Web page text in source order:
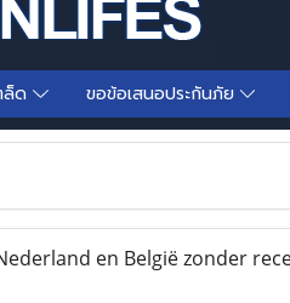
ล็ด ขอข้อเสนอประกันภัย
en België zonder